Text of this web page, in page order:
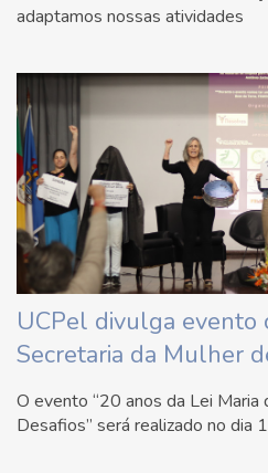
adaptamos nossas atividades
UCPel divulga evento
Secretaria da Mulher
O evento “20 anos da Lei Maria
Desafios” será realizado no dia